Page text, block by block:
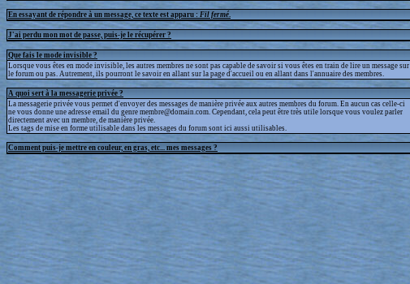
En essayant de répondre à un message, ce texte est apparu : Fil fermé
J'ai perdu mon mot de passe, puis-je le récupérer ?
Que fais le mode invisible ?
Lorsque vous êtes en mode invisible, les autres membres ne sont pas capable de savoir si vous êtes en train de lire un message sur
le forum ou pas. Autrement, ils pourront le savoir en allant sur la page d'accueil ou en allant dans l'annuaire des membres.
A quoi sert à la messagerie privée ?
La messagerie privée vous permet d'envoyer des messages de manière privée aux autres membres du forum. En aucun cas celle-ci
ne vous donne une adresse email du genre membre@domain.com. Cependant, cela peut être très utile lorsque vous voulez parler
directement avec un membre, de manière privée.
Les tags de mise en forme utilisable dans les messages du forum sont ici aussi utilisables.
Comment puis-je mettre en couleur, en gras, etc... mes messages ?